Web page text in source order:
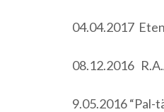
04.04.2017
08.12.2016
9.05.2016 “Pal-